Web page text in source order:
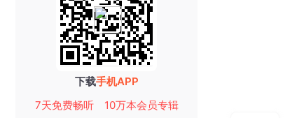
下载手机APP
7天免费畅听
10万本会员专辑